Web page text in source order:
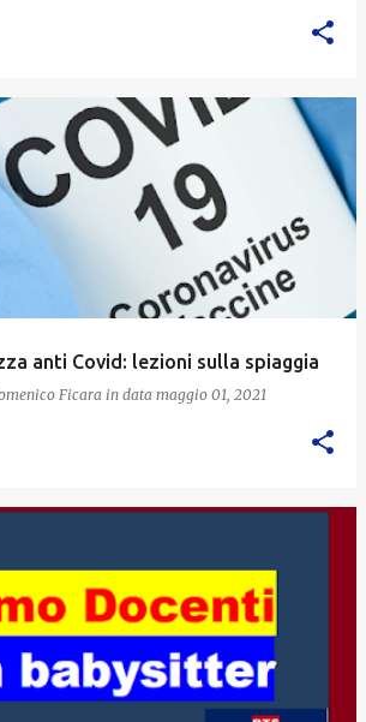
anti Covid: lezioni sulla spiaggia
Ficara in data maggio 01, 2021